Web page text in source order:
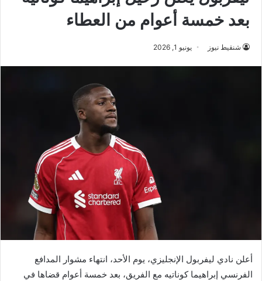
بعد خمسة أعوام من العطاء
شنقيط نيوز يونيو 1, 2026
أعلن نادي ليفربول الإنجليزي، يوم الأحد، انتهاء مشوار المدافع
الفرنسي إبراهيما كوناتيه مع الفريق، بعد خمسة أعوام قضاها في